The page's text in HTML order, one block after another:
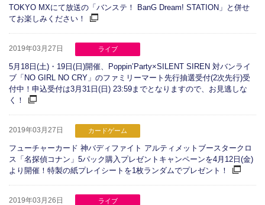
TOKYO MXにて放送の「バンステ！ BanG Dream! STATION」と併せ
てお楽しみください！
2019年03月27日 ライブ
5月18日(土)・19日(日)開催、Poppin’Party×SILENT SIREN 対バンライ
ブ「NO GIRL NO CRY」のファミリーマート先行抽選受付(2次先行)受
付中！申込受付は3月31日(日) 23:59までとなりますので、お見逃しな
く！
2019年03月27日 カードゲーム
フューチャーカード 神バディファイト アルティメットブースタークロ
ス「名探偵コナン」5パック購入プレゼントキャンペーンを4月12日(金)
より開催！特製の紙プレイシートを1枚ランダムでプレゼント！
2019年03月26日 ライブ